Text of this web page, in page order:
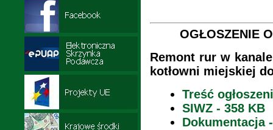
OGŁOSZENIE
Remont rur w
kotłowni miejskiej
Treść
SIWZ - 358 KB
Dokumentacja